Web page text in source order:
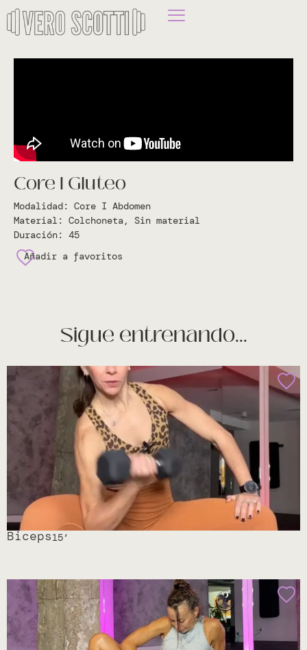
Core I Gluteo
Modalidad: Core I Abdomen
Material: Colchoneta , Sin material
Duración: 45
Añadir a favoritos
Sigue entrenando...
Biceps15‘